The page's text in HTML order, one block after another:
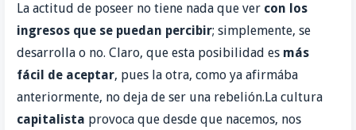
La actitud de poseer no tiene nada que ver con los
ingresos que se puedan percibir; simplemente, se
desarrolla o no. Claro, que esta posibilidad es más
fácil de aceptar, pues la otra, como ya afirmába
anteriormente, no deja de ser una rebelión. La cultura
capitalista provoca que desde que nacemos, nos